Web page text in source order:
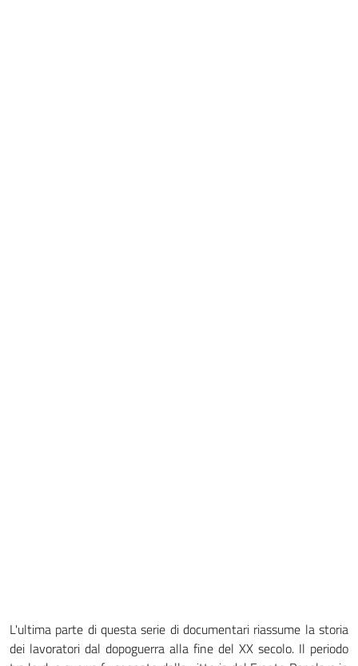
L'ultima parte di questa serie di documentari riassume la storia
dei lavoratori dal dopoguerra alla fine del XX secolo. Il periodo